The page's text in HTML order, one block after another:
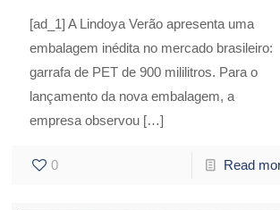
[ad_1] A Lindoya Verão apresenta uma
embalagem inédita no mercado brasileiro:
garrafa de PET de 900 mililitros. Para o
lançamento da nova embalagem, a
empresa observou[…]
0 Read